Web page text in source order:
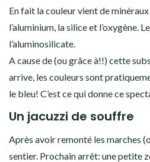
En fait la couleur vient de minéraux
l’aluminium, la silice et l’oxygène.
l’aluminosilicate.
A cause de (ou grâce à!!) cette
arrive, les couleurs sont
le bleu! C’est ce qui donne ce
Un jacuzzi de souffre
Après avoir remonté les marches
sentier. Prochain arrêt: une petite